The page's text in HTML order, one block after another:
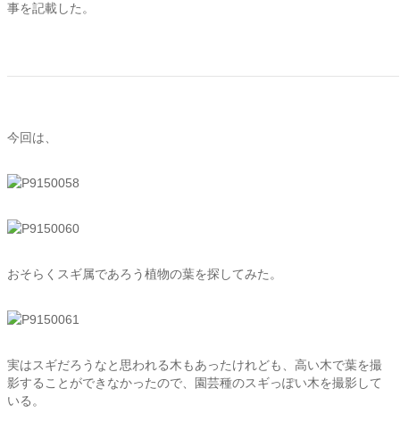
事を記載した。
今回は、
おそらくスギ属であろう植物の葉を探してみた。
実はスギだろうなと思われる木もあったけれども、高い木で葉を撮
影することができなかったので、園芸種のスギっぽい木を撮影して
いる。